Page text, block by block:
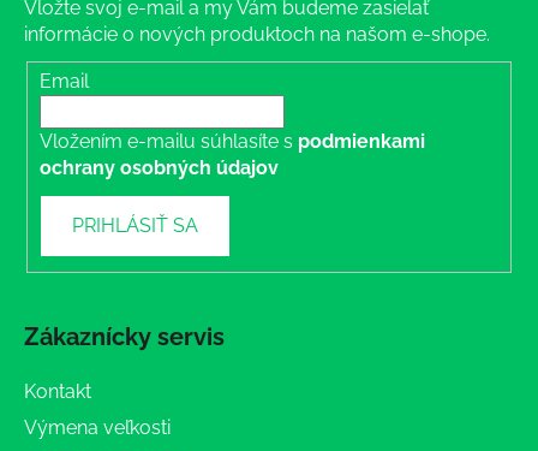
Vložte svoj e-mail a my Vám budeme zasielať
informácie o nových produktoch na našom e-shope.
Email
Vložením e-mailu súhlasíte s podmienkami
ochrany osobných údajov
PRIHLÁSIŤ SA
Zákaznícky servis
Kontakt
Výmena veľkosti